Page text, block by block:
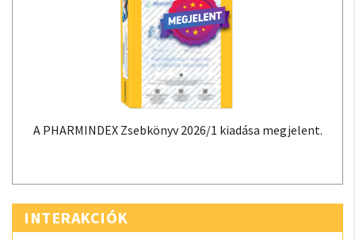
A PHARMINDEX Zsebkönyv 2026/1 kiadása megjelent.
INTERAKCIÓK